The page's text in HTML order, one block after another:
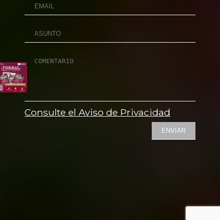
Consulte el Aviso de Privacidad